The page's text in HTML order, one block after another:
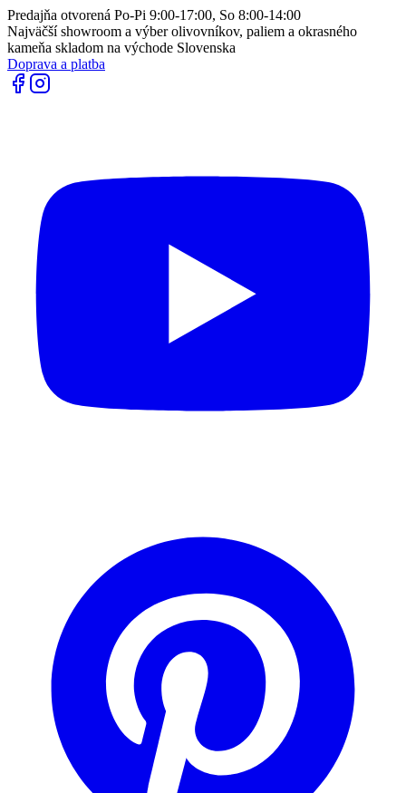
Predajňa otvorená Po-Pi 9:00-17:00, So 8:00-14:00
Najväčší showroom a výber olivovníkov, paliem a okrasného
kameňa skladom na východe Slovenska
Doprava a platba